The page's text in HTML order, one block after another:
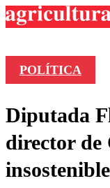
Colo
POLÍTICA
Diputada
director de